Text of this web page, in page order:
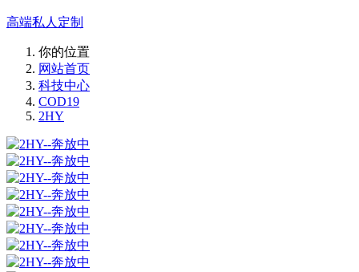
高端私人定制
你的位置
网站首页
科技中心
COD19
2HY